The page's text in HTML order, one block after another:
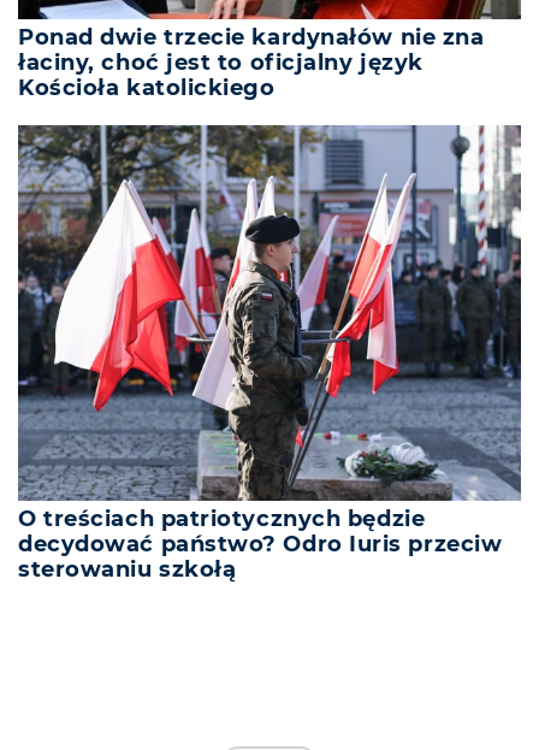
Ponad dwie trzecie kardynałów nie zna
łaciny, choć jest to oficjalny język
Kościoła katolickiego
O treściach patriotycznych będzie
decydować państwo? Odro Iuris przeciw
sterowaniu szkołą